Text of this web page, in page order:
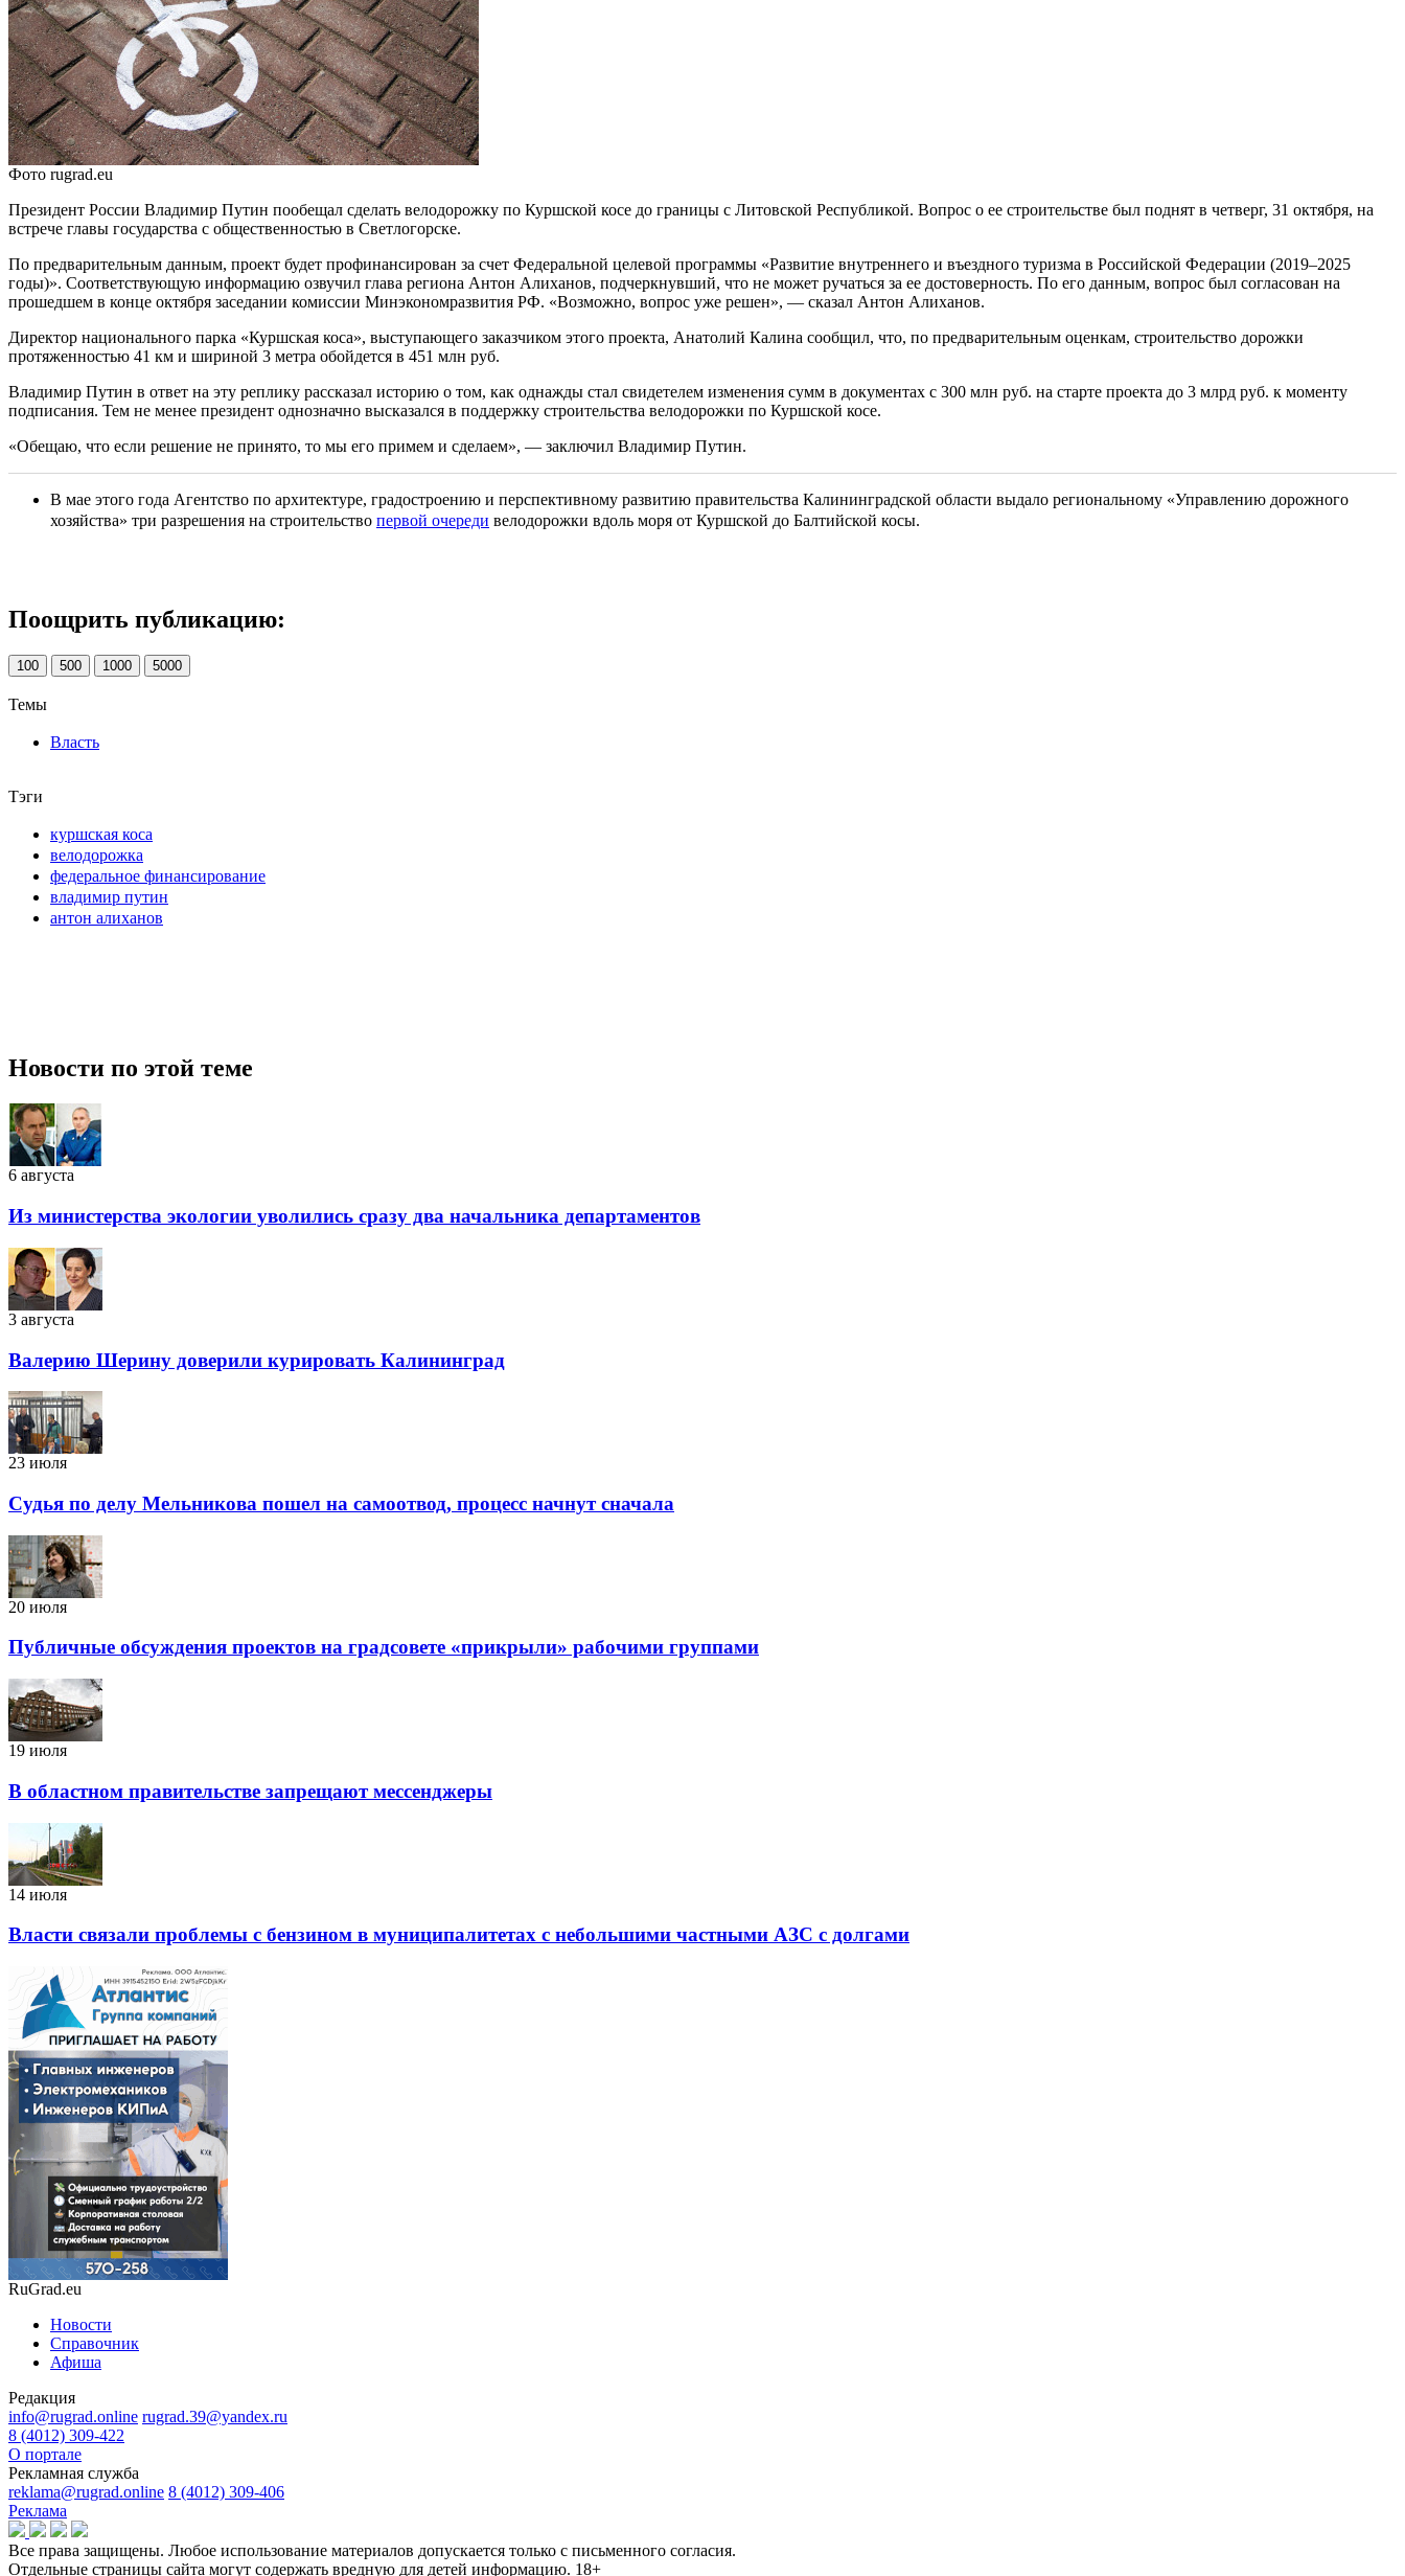
Фото rugrad.eu
Президент России Владимир Путин пообещал сделать велодорожку по Куршской косе до границы с Литовской Республикой. Вопрос о ее строительстве был поднят в четверг, 31 октября, на
встрече главы государства с общественностью в Светлогорске.
По предварительным данным, проект будет профинансирован за счет Федеральной целевой программы «Развитие внутреннего и въездного туризма в Российской Федерации (2019–2025
годы)». Соответствующую информацию озвучил глава региона Антон Алиханов, подчеркнувший, что не может ручаться за ее достоверность. По его данным, вопрос был согласован на
прошедшем в конце октября заседании комиссии Минэкономразвития РФ. «Возможно, вопрос уже решен», — сказал Антон Алиханов.
Директор национального парка «Куршская коса», выступающего заказчиком этого проекта, Анатолий Калина сообщил, что, по предварительным оценкам, строительство дорожки
протяженностью 41 км и шириной 3 метра обойдется в 451 млн руб.
Владимир Путин в ответ на эту реплику рассказал историю о том, как однажды стал свидетелем изменения сумм в документах с 300 млн руб. на старте проекта до 3 млрд руб. к моменту
подписания. Тем не менее президент однозначно высказался в поддержку строительства велодорожки по Куршской косе.
«Обещаю, что если решение не принято, то мы его примем и сделаем», — заключил Владимир Путин.
В мае этого года Агентство по архитектуре, градостроению и перспективному развитию правительства Калининградской области выдало региональному «Управлению дорожного
хозяйства» три разрешения на строительство первой очереди велодорожки вдоль моря от Куршской до Балтийской косы.
Поощрить публикацию:
100 500 1000 5000
Темы
Власть
Тэги
куршская коса
велодорожка
федеральное финансирование
владимир путин
антон алиханов
Новости по этой теме
6 августа
Из министерства экологии уволились сразу два начальника департаментов
3 августа
Валерию Шерину доверили курировать Калининград
23 июля
Судья по делу Мельникова пошел на самоотвод, процесс начнут сначала
20 июля
Публичные обсуждения проектов на градсовете «прикрыли» рабочими группами
19 июля
В областном правительстве запрещают мессенджеры
14 июля
Власти связали проблемы с бензином в муниципалитетах с небольшими частными АЗС с долгами
RuGrad.eu
Новости
Справочник
Афиша
Редакция
info@rugrad.online rugrad.39@yandex.ru
8 (4012) 309-422
О портале
Рекламная служба
reklama@rugrad.online 8 (4012) 309-406
Реклама
Все права защищены. Любое использование материалов допускается только с письменного согласия.
Отдельные страницы сайта могут содержать вредную для детей информацию. 18+